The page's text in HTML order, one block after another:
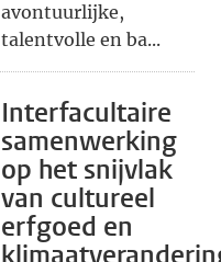
avontuurlijke,
talentvolle en ba...
Interfacultaire
samenwerking
op het snijvlak
van cultureel
erfgoed en